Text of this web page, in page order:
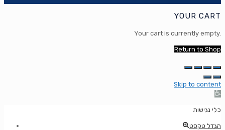
YOUR CART
Your cart is currently empty.
Return to Shop
Skip to content
כלי נגישות
הגדל טקסט